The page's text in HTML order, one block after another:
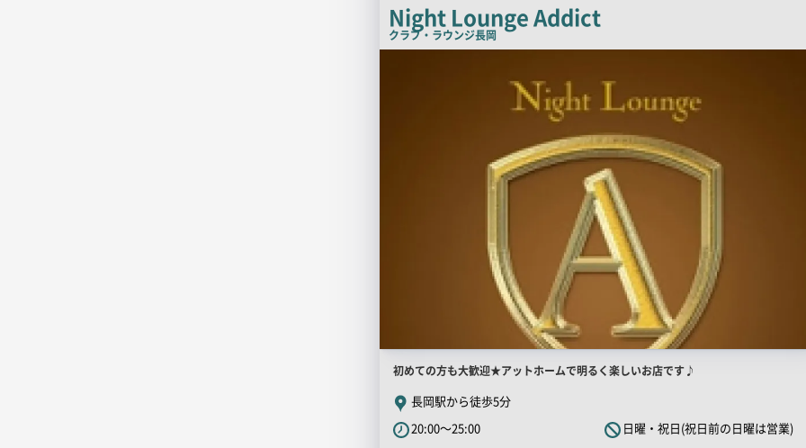
Night Lounge Addict
クラブ・ラウンジ長岡
店
店
舗
PR
キ
初めての方も大歓迎★アットホームで明るく楽しいお店です♪
長岡駅から徒歩5分
20:00～25:00
日曜・祝日(祝日前の日曜は営業)